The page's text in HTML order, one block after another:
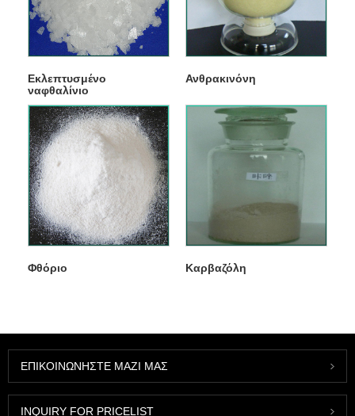
Εκλεπτυσμένο
ναφθαλίνιο
Ανθρακινόνη
Φθόριο Καρβαζόλη
ΕΠΙΚΟΙΝΩΝΉΣΤΕ ΜΑΖΊ ΜΑΣ
INQUIRY FOR PRICELIST